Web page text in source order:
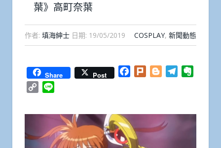
葉》高町奈葉
作者: 填海紳士 日期: 19/05/2019 COSPLAY, 新聞動態
Share Post Facebook
Plurk BloggerTelegram
Copy